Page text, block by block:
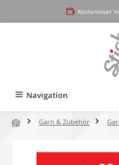
Kostenloser
Navigation
Garn & Zubehör